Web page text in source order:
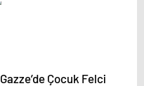
Gazze’de Çocuk Felci